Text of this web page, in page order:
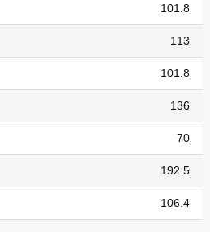
101.8
113
101.8
136
70
192.5
106.4